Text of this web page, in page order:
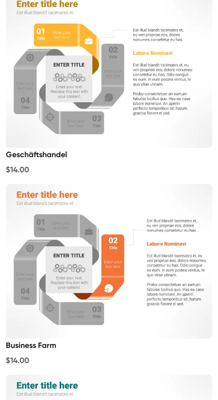
Geschäftshandel
$14.00
Business Farm
$14.00